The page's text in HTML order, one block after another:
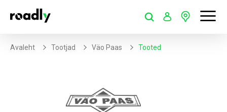
Avaleht Tootjad Väo Paas Tooted